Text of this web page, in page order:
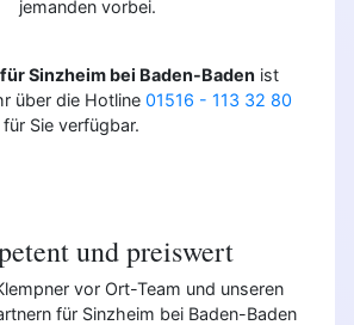
jemanden vorbei.
Sinzheim bei Baden-Baden ist
über die Hotline 01516 - 113 32 80
Sie verfügbar.
und preiswert
vor Ort-Team und unseren
für Sinzheim bei Baden-Baden